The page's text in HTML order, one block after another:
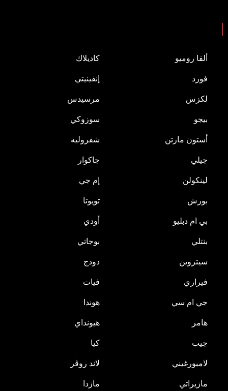
ألفا روميو
كاديلاك
فورد
إنفينيتي
لكزس
مرسيدس
بيجو
سوزوكي
أستون مارتن
شفروليه
جيلي
جاكوار
لينكولن
إم جي
بورش
تويوتا
بي ام دبليو
أودي
بنتلي
بوجاتي
سيتروين
دودج
فيراري
فيات
جي ام سي
هوندا
هامر
هيونداي
جيب
كيا
لامبورغيني
لاند روڤر
مازيراتي
مازدا